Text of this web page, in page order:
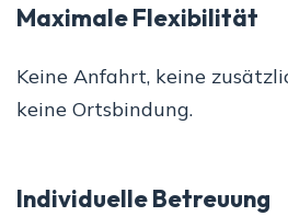
Maximale Flexibilität
Keine Anfahrt, keine
keine Ortsbindung.
Individuelle Betreuung